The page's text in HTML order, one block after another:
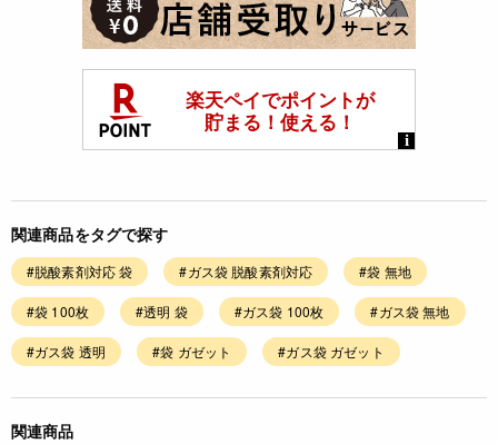
関連商品をタグで探す
#脱酸素剤対応 袋 #ガス袋 脱酸素剤対応 #袋 無地
#袋 100枚 #透明 袋 #ガス袋 100枚 #ガス袋 無地
#ガス袋 透明 #袋 ガゼット #ガス袋 ガゼット
関連商品